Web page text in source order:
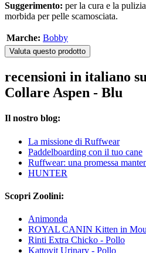
Suggerimento: per la cura e la
morbida per pelle scamosciata.
Marche: Bobby
Valuta questo prodotto
recensioni in italiano
Collare Aspen - Blu
Il nostro blog:
La missione di Ruffwear
Paddelboarding con il tuo cane
Ruffwear: una promessa
HUNTER
Scopri Zoolini:
Animonda
ROYAL CANIN Kitten in
Rinti Extra Chicko - Pollo
Kattovit Urinary - Pollo